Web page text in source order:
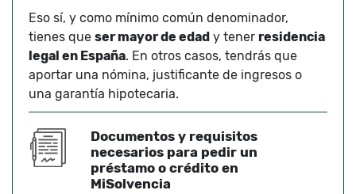
Eso sí, y como mínimo común denominador,
tienes que ser mayor de edad y tener residencia
legal en España. En otros casos, tendrás que
aportar una nómina, justificante de ingresos o
una garantía hipotecaria.
Documentos y requisitos
necesarios para pedir un
préstamo o crédito en
MiSolvencia